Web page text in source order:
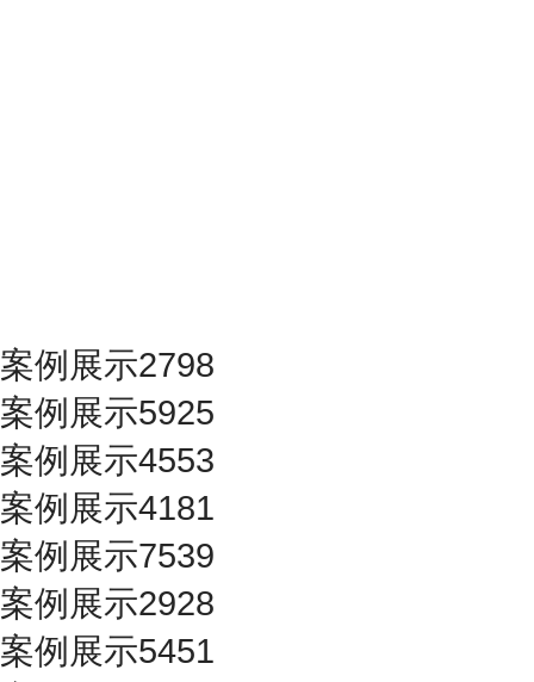
案例展示2798
案例展示5925
案例展示4553
案例展示4181
案例展示7539
案例展示2928
案例展示5451